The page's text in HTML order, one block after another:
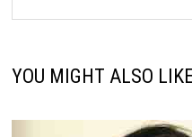
YOU MIGHT ALSO